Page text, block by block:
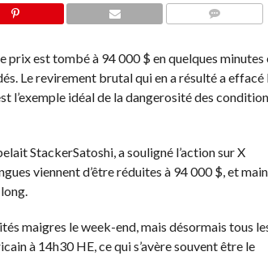
est tombé à 94 000 $ en quelques minutes
Le revirement brutal qui en a résulté a effacé
l’exemple idéal de la dangerosité des
StackerSatoshi, a souligné l’action sur X
viennent d’être réduites à 94 000 $, et
maigres le week-end, mais désormais tous
à 14h30 HE, ce qui s’avère souvent être le